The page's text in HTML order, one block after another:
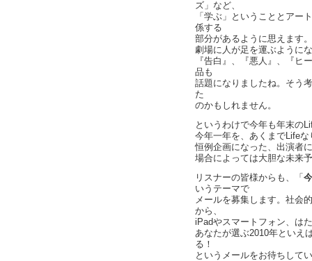
ズ」など、
「学ぶ」ということとアー
係する
部分があるように思えます
劇場に人が足を運ぶように
『告白』、『悪人』、『ヒ
品も
話題になりましたね。そう
た
のかもしれません。
というわけで今年も年末の
今年一年を、あくまでLife
恒例企画になった、出演者
場合によっては大胆な未来
リスナーの皆様からも、「
いうテーマで
メールを募集します。社会
から、
iPadやスマートフォン、は
あなたが選ぶ2010年といえ
る！
というメールをお待ちして